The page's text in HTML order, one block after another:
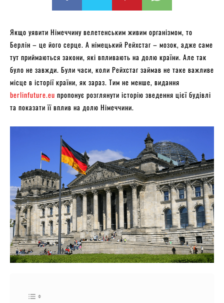
Якщо уявити Німеччину велетенським живим організмом, то
Берлін – це його серце. А німецький Рейхстаг – мозок, адже саме
тут приймаються закони, які впливають на долю країни. Але так
було не завжди. Були часи, коли Рейхстаг займав не таке важливе
місце в історії країни, як зараз. Тим не менше, видання
berlinfuture.eu пропонує розглянути історію зведення цієї будівлі
та показати її вплив на долю Німеччини.